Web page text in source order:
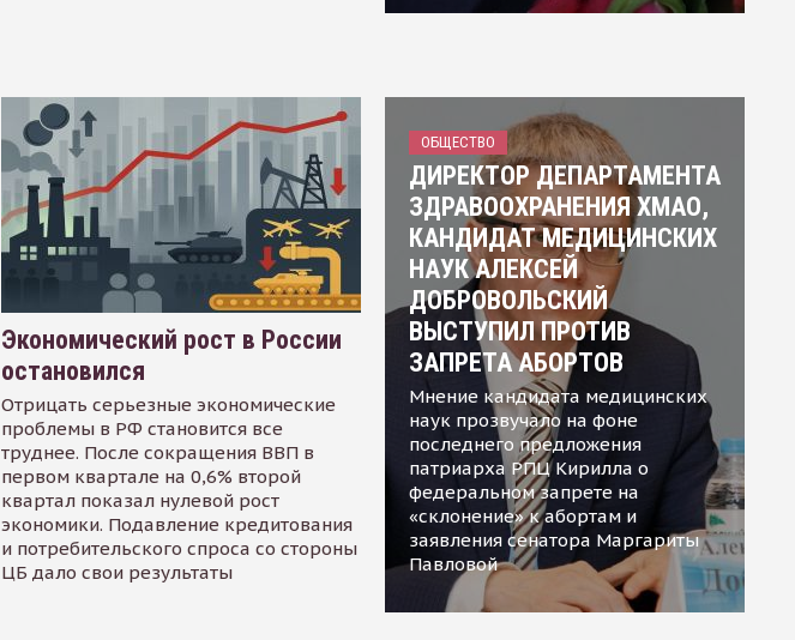
Экономический рост в России
остановился
Отрицать серьезные экономические
проблемы в РФ становится все
труднее. После сокращения ВВП в
первом квартале на 0,6% второй
квартал показал нулевой рост
экономики. Подавление кредитования
и потребительского спроса со стороны
ЦБ дало свои результаты
ОБЩЕСТВО
ДИРЕКТОР ДЕПАРТАМЕНТА
ЗДРАВООХРАНЕНИЯ ХМАО,
КАНДИДАТ МЕДИЦИНСКИХ
НАУК АЛЕКСЕЙ
ДОБРОВОЛЬСКИЙ
ВЫСТУПИЛ ПРОТИВ
ЗАПРЕТА АБОРТОВ
Мнение кандидата медицинских
наук прозвучало на фоне
последнего предложения
патриарха РПЦ Кирилла о
федеральном запрете на
«склонение» к абортам и
заявления сенатора Маргариты
Павловой